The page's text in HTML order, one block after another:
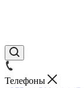
Телефоны